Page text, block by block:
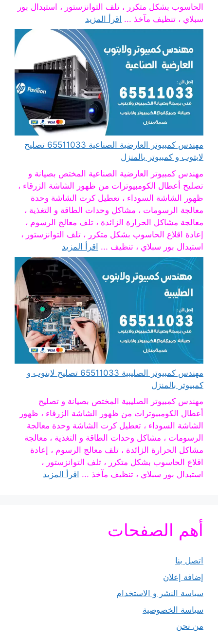
الحاسوب بشكل متكرر ، تلف التوانزستور ، استبدال بور
سبلاي ، تنظيف مآخذ ... اقرأ المزيد
مهندس كمبيوتر العارضية الصناعية 65511033 تصليح
لابتوب و كمبيوتر بالمنزل
مهندس كمبيوتر العارضية الصناعية المختص بصيانة و
تصليح أعطال الكومبيوترات من ظهور الشاشة الزرقاء ،
ظهور الشاشة السوداء ، تعطيل كرت الشاشة وحدة
معالجة الرسومات ، مشاكل وحدات الطاقة و التغذية ،
معالجة مشاكل الحرارة الزائدة ، تلف معالج الرسوم ،
إعادة اقلاع الحاسوب بشكل متكرر ، تلف التوانزستور ،
استبدال بور سبلاي ، تنظيف ... اقرأ المزيد
مهندس كمبيوتر الصليبية 65511033 تصليح لابتوب و
كمبيوتر بالمنزل
مهندس كمبيوتر الصليبية المختص بصيانة و تصليح
أعطال الكومبيوترات من ظهور الشاشة الزرقاء ، ظهور
الشاشة السوداء ، تعطيل كرت الشاشة وحدة معالجة
الرسومات ، مشاكل وحدات الطاقة و التغذية ، معالجة
مشاكل الحرارة الزائدة ، تلف معالج الرسوم ، إعادة
اقلاع الحاسوب بشكل متكرر ، تلف التوانزستور ،
استبدال بور سبلاي ، تنظيف مآخذ ... اقرأ المزيد
أهم الصفحات
اتصل بنا
إضافة إعلان
سياسة النشر و الاستخدام
سياسة الخصوصية
من نحن